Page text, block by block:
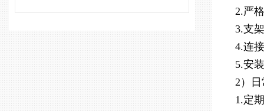
2.严
3.支
4.连
5.安
2）
1.定